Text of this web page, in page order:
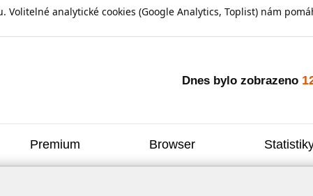
analytické cookies (Google Analytics, Toplist) nám
Dnes bylo zobrazeno
Premium Browser